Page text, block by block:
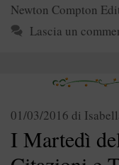
Newton Compton
Lascia un
I Martedì
01/03/2016 di